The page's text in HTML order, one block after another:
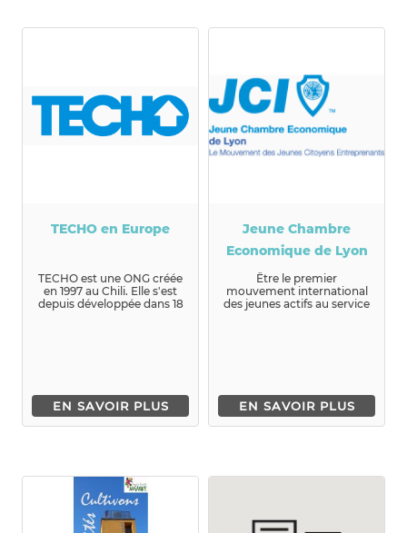
TECHO en Europe
TECHO est une ONG créée
en 1997 au Chili. Elle s'est
depuis développée dans 18
EN SAVOIR PLUS
Jeune Chambre
Economique de Lyon
Être le premier
mouvement international
des jeunes actifs au service
EN SAVOIR PLUS